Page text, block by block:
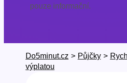
pouze informační.
Do5minut.cz > Půjčky >
výplatou